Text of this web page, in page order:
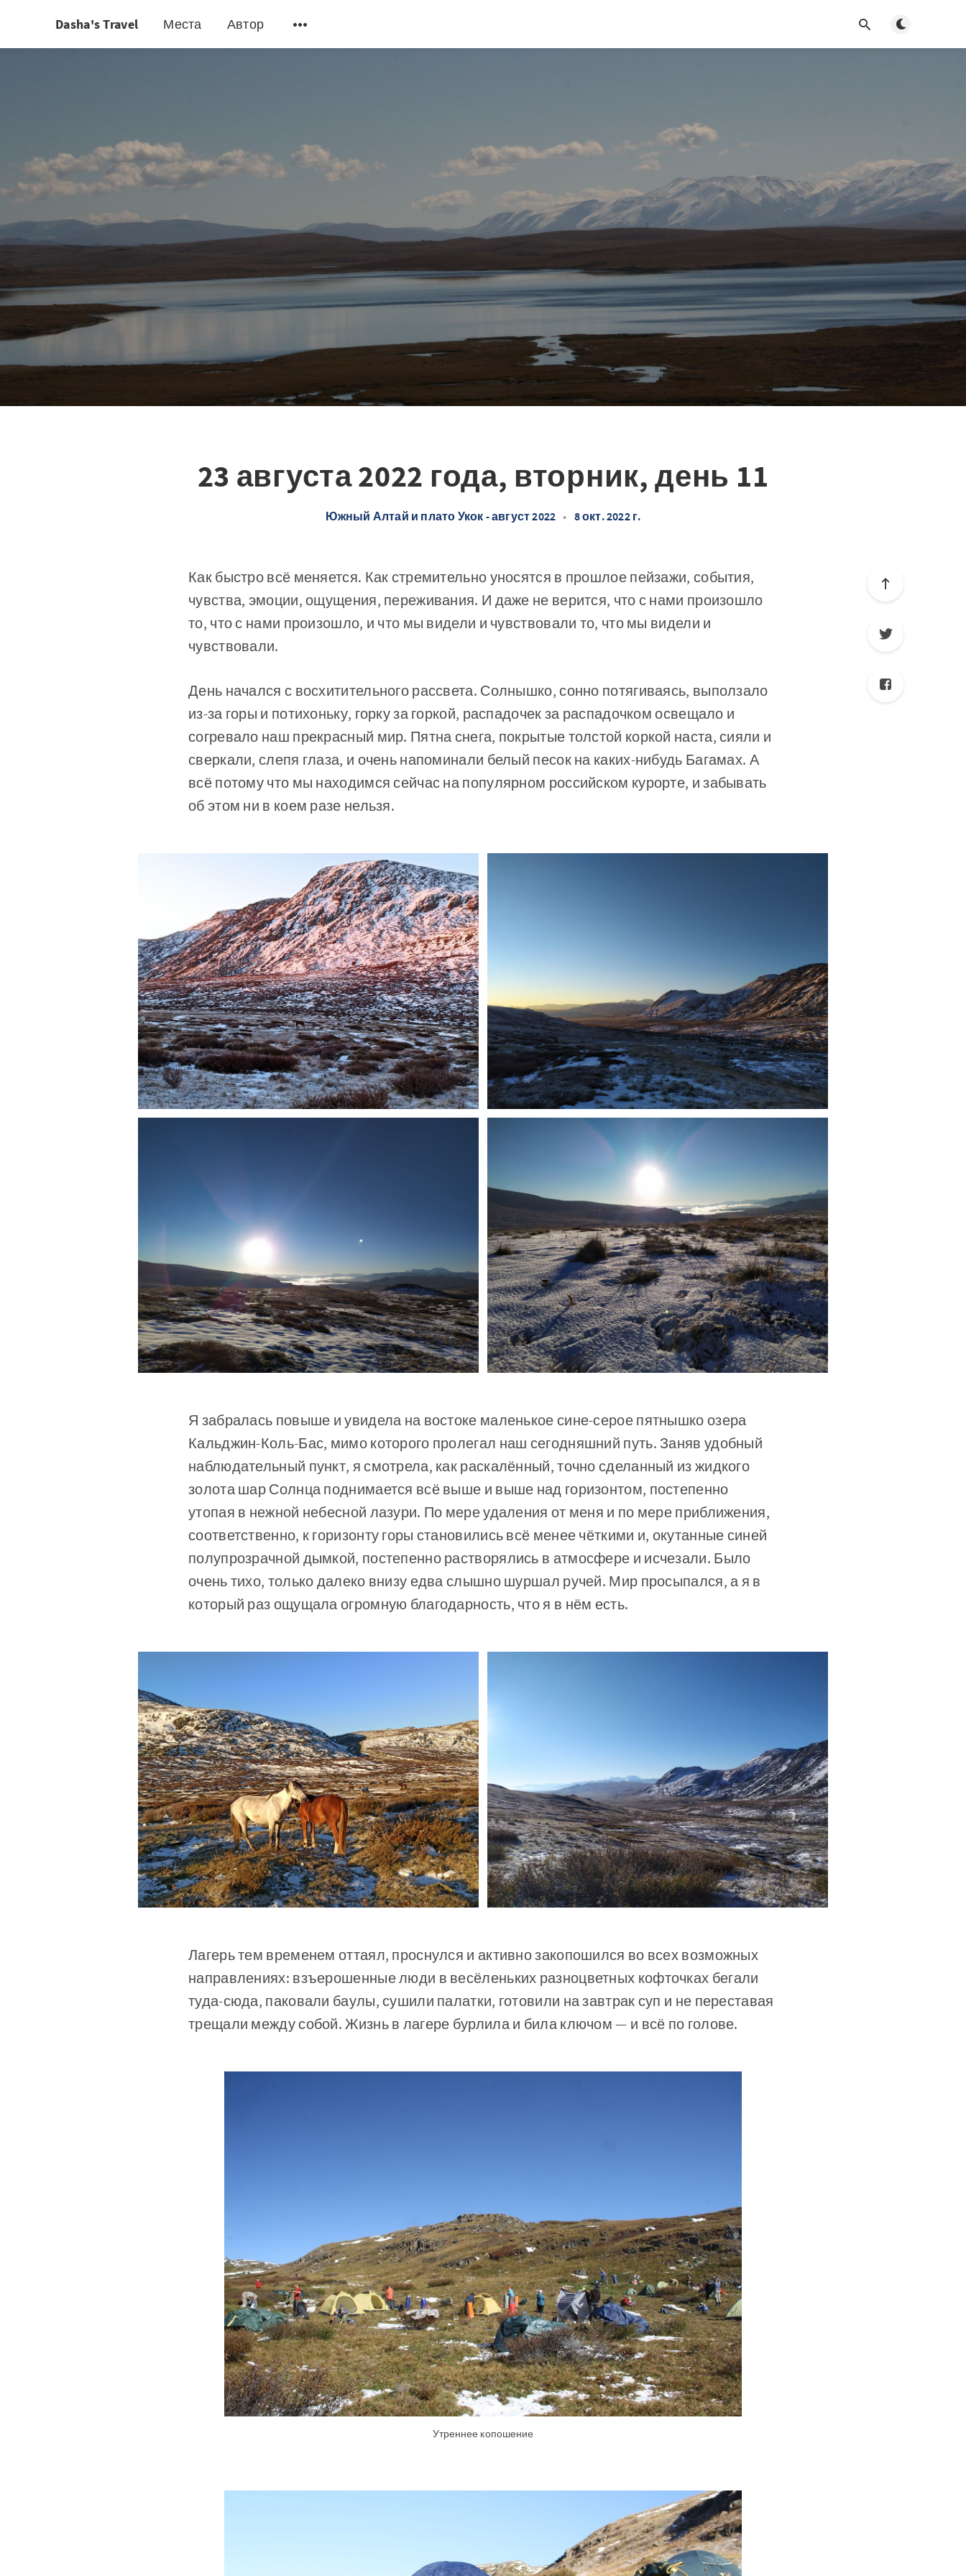
Dasha's Travel Места Автор Toggle dark
23 августа 2022 года, вторник, день 11
Южный Алтай и плато Укок - август 2022 • 8 окт. 2022 г.
Как быстро всё меняется. Как стремительно уносятся в прошлое пейзажи, события,
чувства, эмоции, ощущения, переживания. И даже не верится, что с нами произошло
то, что с нами произошло, и что мы видели и чувствовали то, что мы видели и
чувствовали.
День начался с восхитительного рассвета. Солнышко, сонно потягиваясь, выползало
из-за горы и потихоньку, горку за горкой, распадочек за распадочком освещало и
согревало наш прекрасный мир. Пятна снега, покрытые толстой коркой наста, сияли и
сверкали, слепя глаза, и очень напоминали белый песок на каких-нибудь Багамах. А
всё потому что мы находимся сейчас на популярном российском курорте, и забывать
об этом ни в коем разе нельзя.
Я забралась повыше и увидела на востоке маленькое сине-серое пятнышко озера
Кальджин-Коль-Бас, мимо которого пролегал наш сегодняшний путь. Заняв удобный
наблюдательный пункт, я смотрела, как раскалённый, точно сделанный из жидкого
золота шар Солнца поднимается всё выше и выше над горизонтом, постепенно
утопая в нежной небесной лазури. По мере удаления от меня и по мере приближения,
соответственно, к горизонту горы становились всё менее чёткими и, окутанные синей
полупрозрачной дымкой, постепенно растворялись в атмосфере и исчезали. Было
очень тихо, только далеко внизу едва слышно шуршал ручей. Мир просыпался, а я в
который раз ощущала огромную благодарность, что я в нём есть.
Лагерь тем временем оттаял, проснулся и активно закопошился во всех возможных
направлениях: взъерошенные люди в весёленьких разноцветных кофточках бегали
туда-сюда, паковали баулы, сушили палатки, готовили на завтрак суп и не переставая
трещали между собой. Жизнь в лагере бурлила и била ключом — и всё по голове.
Утреннее копошение